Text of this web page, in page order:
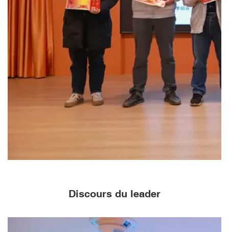
Discours du leader